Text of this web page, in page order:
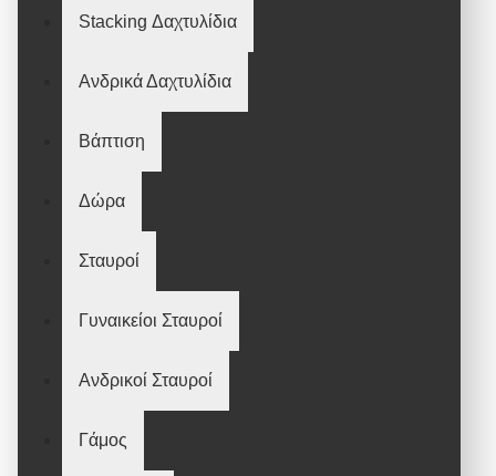
Stacking Δαχτυλίδια
Ανδρικά Δαχτυλίδια
Βάπτιση
Δώρα
Σταυροί
Γυναικείοι Σταυροί
Ανδρικοί Σταυροί
Γάμος